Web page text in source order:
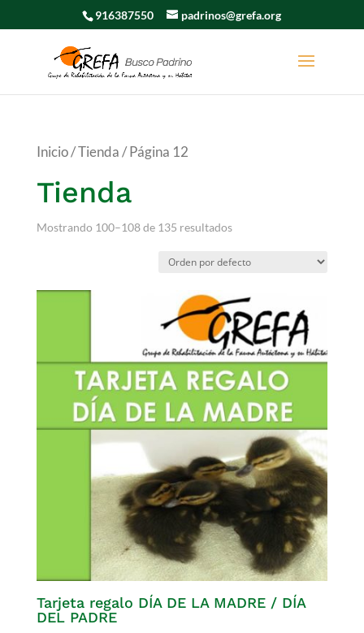
916387550 padrinos@grefa.org
Inicio/Tienda / Página 12
Tienda
Mostrando 100–108 de 135 resultados
Tarjeta regalo DÍA DE LA MADRE / DÍA
DEL PADRE